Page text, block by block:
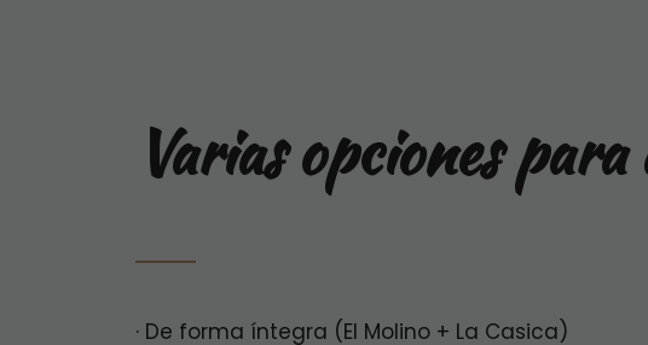
Varias opciones
· De forma íntegra (El Molino + La Casica)